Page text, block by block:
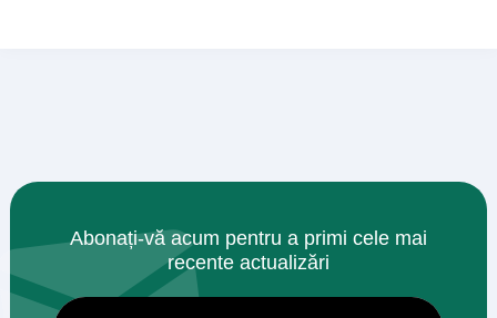
Abonați-vă acum pentru a primi cele mai
recente actualizări